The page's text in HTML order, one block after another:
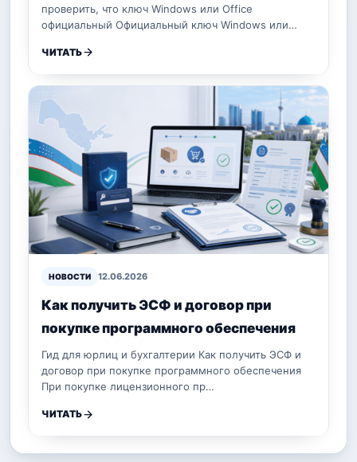
проверить, что ключ Windows или Office
официальный Официальный ключ Windows или…
ЧИТАТЬ
НОВОСТИ 12.06.2026
Как получить ЭСФ и договор при
покупке программного обеспечения
Гид для юрлиц и бухгалтерии Как получить ЭСФ и
договор при покупке программного обеспечения
При покупке лицензионного пр…
ЧИТАТЬ